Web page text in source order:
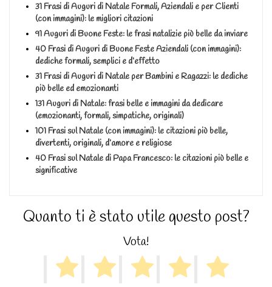
31 Frasi di Auguri di Natale Formali, Aziendali e per Clienti
(con immagini): le migliori citazioni
91 Auguri di Buone Feste: le frasi natalizie più belle da inviare
40 Frasi di Auguri di Buone Feste Aziendali (con immagini):
dediche formali, semplici e d’effetto
31 Frasi di Auguri di Natale per Bambini e Ragazzi: le dediche
più belle ed emozionanti
131 Auguri di Natale: frasi belle e immagini da dedicare
(emozionanti, formali, simpatiche, originali)
101 Frasi sul Natale (con immagini): le citazioni più belle,
divertenti, originali, d’amore e religiose
40 Frasi sul Natale di Papa Francesco: le citazioni più belle e
significative
Quanto ti è stato utile questo post?
Vota!